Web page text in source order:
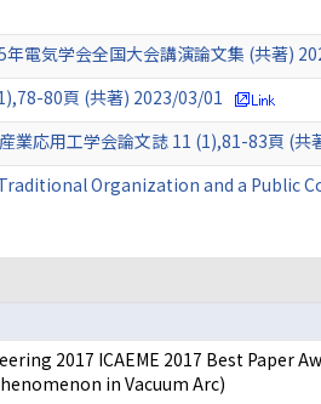
電気学会全国大会講演論文集 (共著)
80頁 (共著) 2023/03/01
業応用工学会論文誌 11 (1),81-83頁 (共
Organization and a Public
2017 ICAEME 2017 Best Paper
in Vacuum Arc)